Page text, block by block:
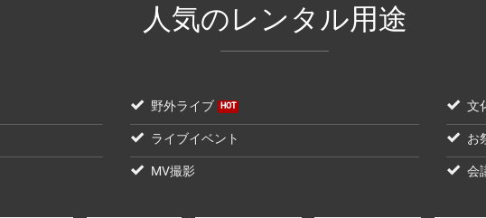
人気のレンタル用途
野外ライブ
ライブイベント
MV撮影
文
お
会